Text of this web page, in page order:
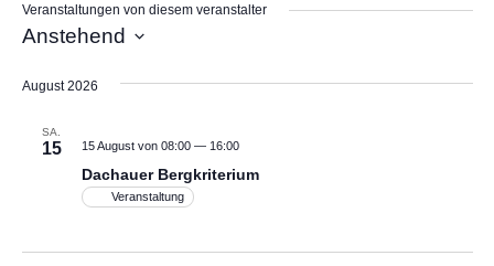
Veranstaltungen von diesem veranstalter
Anstehend
wählen.
August 2026
SA.
15
Dachauer Bergkriterium
15 August von 08:00— 16:00
Veranstaltung